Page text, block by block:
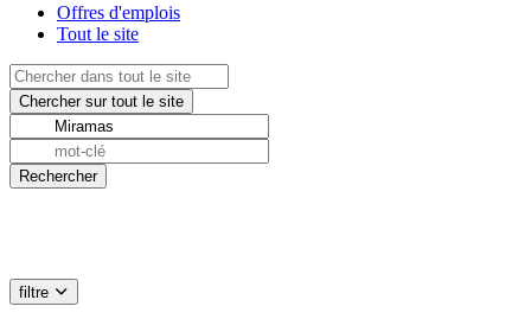
Offres d'emplois
Tout le site
filtre